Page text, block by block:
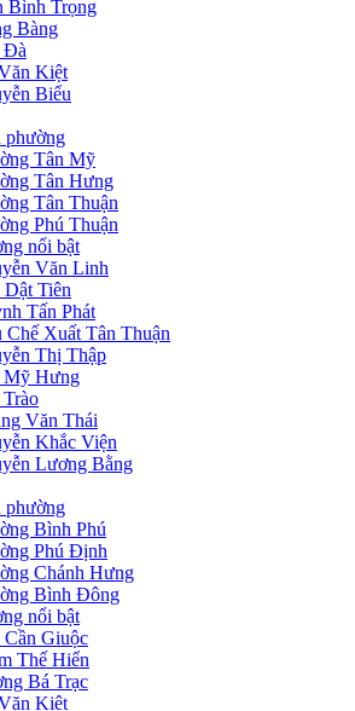
Bình Trọng
Bàng
Đà
Kiệt
Biểu
phường
Tân Mỹ
Tân Hưng
Tân Thuận
Phú Thuận
nổi bật
Văn Linh
Tiên
Tấn Phát
Chế Xuất Tân Thuận
Thị Thập
Mỹ Hưng
Văn Thái
Khắc Viện
Lương Bằng
phường
Bình Phú
Phú Định
Chánh Hưng
Bình Đông
nổi bật
Cần Giuộc
Thế Hiển
Bá Trạc
Kiệt